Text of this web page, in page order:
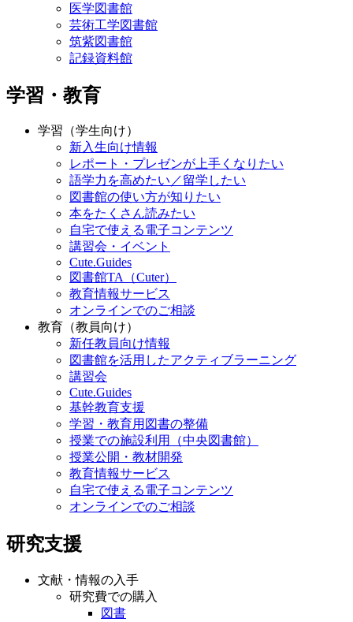
医学図書館
芸術工学図書館
筑紫図書館
記録資料館
学習・教育
学習（学生向け）
新入生向け情報
レポート・プレゼンが上手くなりたい
語学力を高めたい／留学したい
図書館の使い方が知りたい
本をたくさん読みたい
自宅で使える電子コンテンツ
講習会・イベント
Cute.Guides
図書館TA（Cuter）
教育情報サービス
オンラインでのご相談
教育（教員向け）
新任教員向け情報
図書館を活用したアクティブラーニング
講習会
Cute.Guides
基幹教育支援
学習・教育用図書の整備
授業での施設利用（中央図書館）
授業公開・教材開発
教育情報サービス
自宅で使える電子コンテンツ
オンラインでのご相談
研究支援
文献・情報の入手
研究費での購入
図書